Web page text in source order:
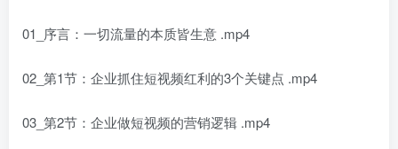
01_序言：一切流量的本质皆生意 .mp4
02_第1节：企业抓住短视频红利的3个关键点 .mp4
03_第2节：企业做短视频的营销逻辑 .mp4